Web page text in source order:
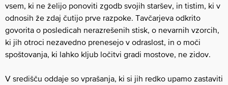
vsem, ki ne želijo ponoviti zgodb svojih staršev, in tistim, ki v
odnosih že zdaj čutijo prve razpoke. Tavčarjeva odkrito
govorita o posledicah nerazrešenih stisk, o nevarnih vzorcih,
ki jih otroci nezavedno prenesejo v odraslost, in o moči
spoštovanja, ki lahko kljub ločitvi gradi mostove, ne zidov.
V središču oddaje so vprašanja, ki si jih redko upamo zastaviti